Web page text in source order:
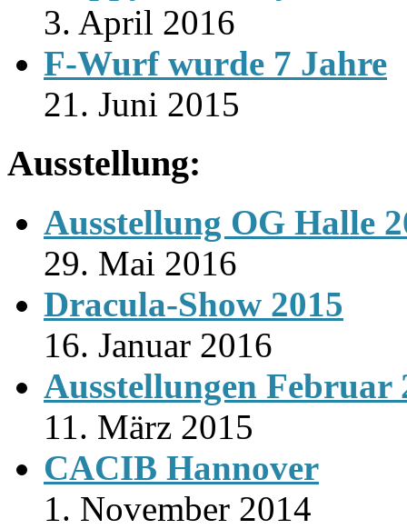
3. April 2016
F-Wurf wurde 7 Jahre
21. Juni 2015
Ausstellung:
Ausstellung OG Halle
29. Mai 2016
Dracula-Show 2015
16. Januar 2016
Ausstellungen Februar
11. März 2015
CACIB Hannover
1. November 2014